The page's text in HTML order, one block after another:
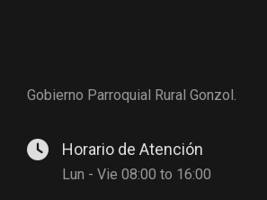
Gobierno Parroquial Rural Gonzol.
Horario de Atención
Lun - Vie 08:00 to 16:00